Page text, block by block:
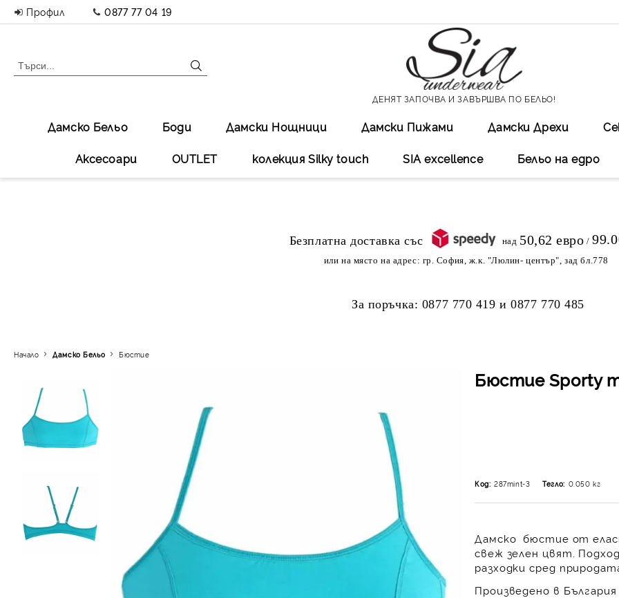
Профил 0877 77 04 19
ДЕНЯТ ЗАПОЧВА И ЗАВЪРШВА ПО БЕЛЬО!
Дамско Бельо Боди Дамски Нощници Дамски Пижами Дамски Дрехи
Аксесоари OUTLET колекция Silky touch SIA excellеnce Бельо на едро
над 50,62 евро /
или на място на адрес: гр. София, ж.к. "Люлин- център", зад бл.778
За поръчка: 0877 770 419 и0877 770 485
Начало Дамско Бельо Бюстие
Бюстие Sporty
Код: 287mint-3 Тегло: 0.050 кг
Дамско бюстие от
свеж зелен цвят.
разходки сред
Произведено в